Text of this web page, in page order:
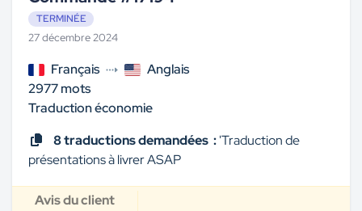
TERMINÉE
27 décembre 2024
Français
Anglais
2977 mots
Traduction économie
8 traductions demandées :'Traduction de
présentations à livrer ASAP
Avis du client